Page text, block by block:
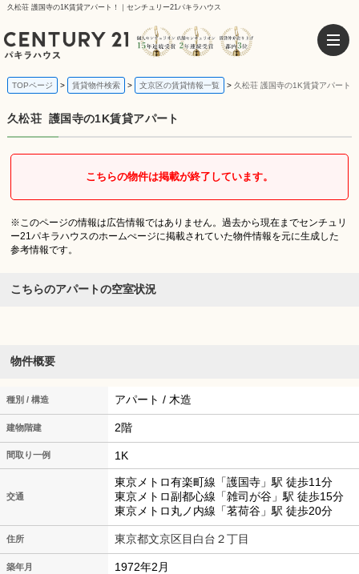
久松荘 護国寺の1K賃貸アパート！｜センチュリー21パキラハウス
TOPページ 賃貸物件検索 文京区の賃貸情報一覧 久松荘 護国寺の1K賃貸アパート
久松荘 護国寺の1K賃貸アパート
こちらの物件は掲載が終了しています。
※このページの情報は広告情報ではありません。過去から現在までセンチュリ
ー21パキラハウスのホームぺージに掲載されていた物件情報を元に生成した
参考情報です。
こちらのアパートの空室状況
物件概要
種別 / 構造 アパート / 木造
建物階建 2階
間取り一例 1K
交通
東京メトロ有楽町線「護国寺」駅 徒歩11分
東京メトロ副都心線「雑司が谷」駅 徒歩15分
東京メトロ丸ノ内線「茗荷谷」駅 徒歩20分
住所 東京都文京区目白台２丁目
築年月 1972年2月